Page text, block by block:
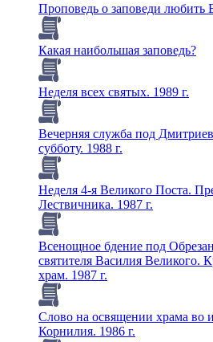
Проповедь о заповеди любить
Какая наибольшая заповедь?
Неделя всех святых. 1989 г.
Вечерняя служба под
субботу. 1988 г.
Неделя 4-я Великого Поста.
Лествичника. 1987 г.
Всенощное бдение под
святителя Василия Великого.
храм. 1987 г.
Слово на освящении храма во
Корнилия. 1986 г.